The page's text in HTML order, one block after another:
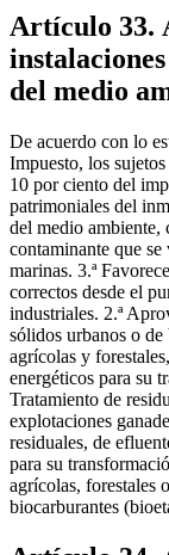
Artículo 33.
del medio
De acuerdo con lo
Impuesto, los
10 por ciento del
patrimoniales del
del medio ambiente,
contaminante que se
marinas. 3.ª
correctos desde el
industriales. 2.ª
sólidos urbanos o de
agrícolas y
energéticos para su
Tratamiento de
explotaciones
residuales, de
para su
agrícolas, forestales
biocarburantes